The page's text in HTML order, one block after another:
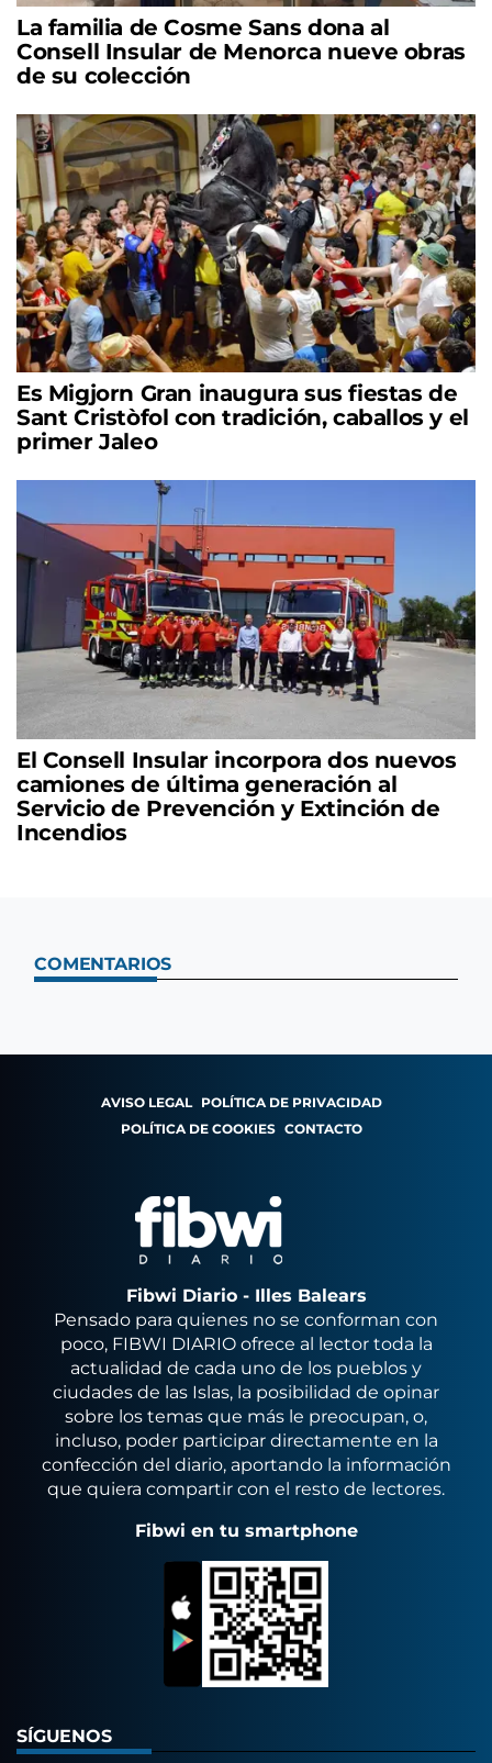
La familia de Cosme Sans dona al
Consell Insular de Menorca nueve obras
de su colección
Es Migjorn Gran inaugura sus fiestas de
Sant Cristòfol con tradición, caballos y el
primer Jaleo
El Consell Insular incorpora dos nuevos
camiones de última generación al
Servicio de Prevención y Extinción de
Incendios
COMENTARIOS
AVISO LEGAL POLÍTICA DE PRIVACIDAD
POLÍTICA DE COOKIES CONTACTO
Fibwi Diario - Illes Balears
Pensado para quienes no se conforman con
poco, FIBWI DIARIO ofrece al lector toda la
actualidad de cada uno de los pueblos y
ciudades de las Islas, la posibilidad de opinar
sobre los temas que más le preocupan, o,
incluso, poder participar directamente en la
confección del diario, aportando la información
que quiera compartir con el resto de lectores.
Fibwi en tu smartphone
SÍGUENOS